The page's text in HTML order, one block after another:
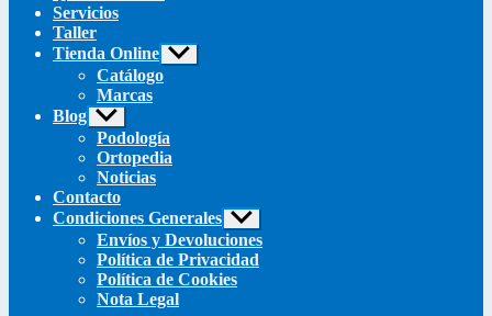
Servicios
Taller
Tienda Online Mostrar
el
Catálogo
Marcas
Blog Mostrar
el
submenú
Podología
Ortopedia
Noticias
Contacto
Condiciones Generales Mostrar
el
submenú
Envíos y Devoluciones
Política de Privacidad
Política de Cookies
Nota Legal